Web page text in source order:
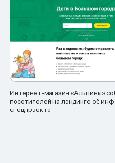
Интернет-магазин «Альпины»
посетителей на лендинге об
спецпроекте